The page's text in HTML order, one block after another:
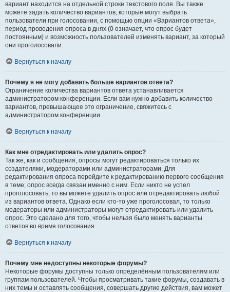
вариант находится на отдельной строке текстового поля. Вы также
можете задать количество вариантов, которые могут выбрать
пользователи при голосовании, с помощью опции «Вариантов ответа»,
период проведения опроса в днях (0 означает, что опрос будет
постоянным) и возможность пользователей изменять вариант, за который
они проголосовали.
Вернуться к началу
Почему я не могу добавить больше вариантов ответа?
Ограничение количества вариантов ответа устанавливается
администратором конференции. Если вам нужно добавить количество
вариантов, превышающее это ограничение, свяжитесь с
администратором конференции.
Вернуться к началу
Как мне отредактировать или удалить опрос?
Так же, как и сообщения, опросы могут редактироваться только их
создателями, модераторами или администраторами. Для
редактирования опроса перейдите к редактированию первого сообщения
в теме; опрос всегда связан именно с ним. Если никто не успел
проголосовать, то вы можете удалить опрос или отредактировать любой
из вариантов ответа. Однако если кто-то уже проголосовал, то только
модераторы или администраторы могут отредактировать или удалить
опрос. Это сделано для того, чтобы нельзя было менять варианты
ответов во время голосования.
Вернуться к началу
Почему мне недоступны некоторые форумы?
Некоторые форумы доступны только определённым пользователям или
группам пользователей. Чтобы просматривать такие форумы, создавать в
них темы и оставлять сообщения, совершать другие действия, вам может